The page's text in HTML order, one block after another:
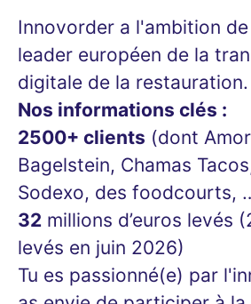
Innovorder a l'ambition
leader européen de la
digitale de la restauration.
Nos informations clés :
2500+ clients (dont
Bagelstein, Chamas
Sodexo, des foodcourts,
32 millions d’euros levés
levés en juin 2026)
Tu es passionné(e) par